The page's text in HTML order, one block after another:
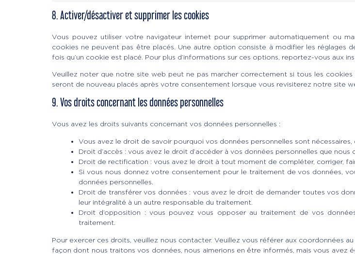
8. Activer/désactiver et supprimer les cookies
Vous pouvez utiliser votre navigateur internet pour supprimer automatiquement ou
cookies ne peuvent pas être placés. Une autre option consiste à modifier les réglages
fois qu’un cookie est placé. Pour plus d’informations sur ces options, reportez-vous aux
Veuillez noter que notre site web peut ne pas marcher correctement si tous les
seront de nouveau placés après votre consentement lorsque vous revisiterez notre site
9. Vos droits concernant les données personnelles
Vous avez les droits suivants concernant vos données personnelles :
Vous avez le droit de savoir pourquoi vos données personnelles sont
Droit d’accès : vous avez le droit d’accéder à vos données personnelles que nous
Droit de rectification : vous avez le droit à tout moment de compléter, corriger,
Si vous nous donnez votre consentement pour le traitement de vos données,
données personnelles.
Droit de transférer vos données : vous avez le droit de demander toutes vos
leur intégralité à un autre responsable du traitement.
Droit d’opposition : vous pouvez vous opposer au traitement de vos
traitement.
Pour exercer ces droits, veuillez nous contacter. Veuillez vous référer aux coordonnées
façon dont nous traitons vos données, nous aimerions en être informés, mais vous